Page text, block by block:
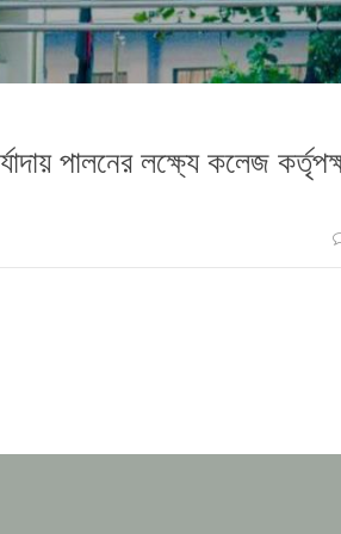
পালনের লক্ষ্যে কলেজ